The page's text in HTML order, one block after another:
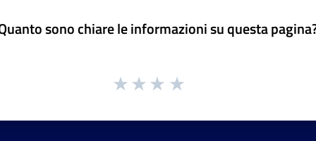
sono chiare le informazioni su questa